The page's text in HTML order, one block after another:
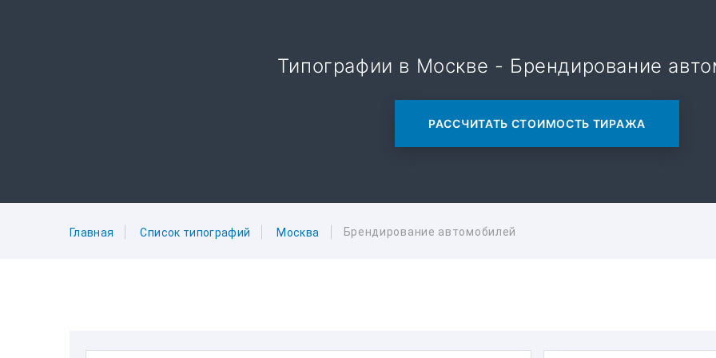
Типографии в Москве - Брендирование
РАССЧИТАТЬ СТОИМОСТЬ ТИРАЖА
Главная Список типографий Москва Брендирование автомобилей